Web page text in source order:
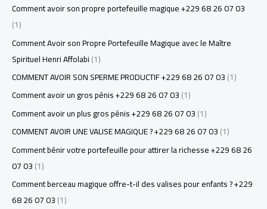
Comment avoir son propre portefeuille magique +229 68 26 07 03
(1)
Comment Avoir son Propre Portefeuille Magique avec le Maître
Spirituel Henri Affolabi(1)
COMMENT AVOIR SON SPERME PRODUCTIF +229 68 26 07 03(1)
Comment avoir un gros pénis +229 68 26 07 03(1)
Comment avoir un plus gros pénis +229 68 26 07 03(1)
COMMENT AVOIR UNE VALISE MAGIQUE ? +229 68 26 07 03(1)
Comment bénir votre portefeuille pour attirer la richesse +229 68 26
07 03(1)
Comment berceau magique offre-t-il des valises pour enfants ? +229
68 26 07 03(1)